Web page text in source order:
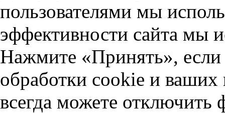
пользователями мы
эффективности сайта мы
Нажмите «Принять», если
обработки cookie и
всегда можете отключить